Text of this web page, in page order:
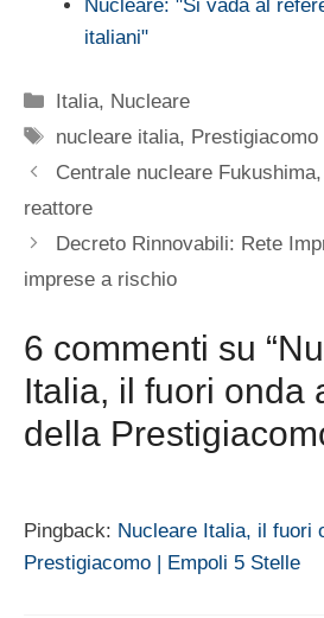
Nucleare: "Si vada al
italiani"
Categorie
Italia, Nucleare
Tag
nucleare italia, Prestigiacomo
Centrale nucleare
reattore
Decreto Rinnovabili: Rete
imprese a rischio
6 commenti su
Italia, il fuori onda
della
Pingback: Nucleare Italia, il fuori
Prestigiacomo | Empoli 5 Stelle